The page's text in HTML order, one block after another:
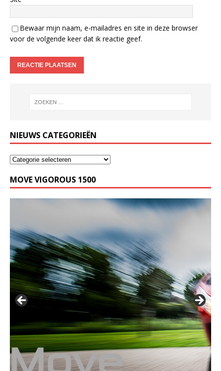
Bewaar mijn naam, e-mailadres en site in deze browser
voor de volgende keer dat ik reactie geef.
NIEUWS CATEGORIEËN
MOVE VIGOROUS 1500